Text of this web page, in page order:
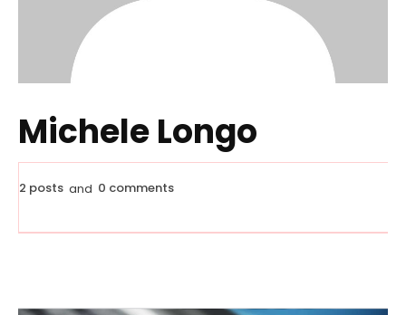
Michele Longo
2 posts and 0 comments